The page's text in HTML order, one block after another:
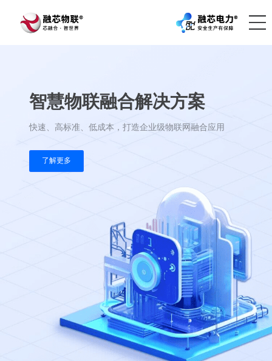
首页
产品中心
智慧物联融合解
快速、高标准、低成本，打造企业
了解更多